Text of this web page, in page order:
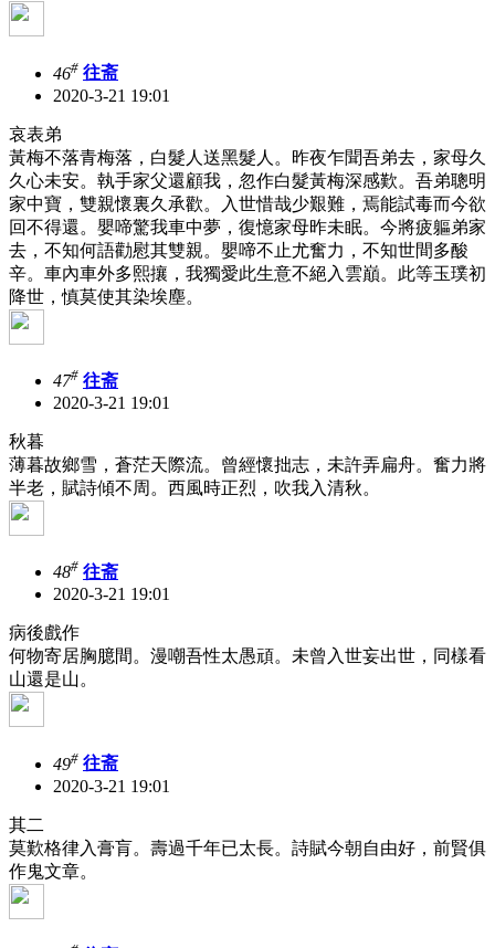
46# 往斋
2020-3-21 19:01
哀表弟
黃梅不落青梅落，白髮人送黑髮人。昨夜乍聞吾弟去，家母久
久心未安。執手家父還顧我，忽作白髮黃梅深感歎。吾弟聰明
家中寶，雙親懷裏久承歡。入世惜哉少艱難，焉能試毒而今欲
回不得還。嬰啼驚我車中夢，復憶家母昨未眠。今將疲軀弟家
去，不知何語勸慰其雙親。嬰啼不止尤奮力，不知世間多酸
辛。車內車外多熙攘，我獨愛此生意不絕入雲巔。此等玉璞初
降世，慎莫使其染埃塵。
47# 往斋
2020-3-21 19:01
秋暮
薄暮故鄉雪，蒼茫天際流。曾經懷拙志，未許弄扁舟。奮力將
半老，賦詩傾不周。西風時正烈，吹我入清秋。
48# 往斋
2020-3-21 19:01
病後戲作
何物寄居胸臆間。漫嘲吾性太愚頑。未曾入世妄出世，同樣看
山還是山。
49# 往斋
2020-3-21 19:01
其二
莫歎格律入膏肓。壽過千年已太長。詩賦今朝自由好，前賢俱
作鬼文章。